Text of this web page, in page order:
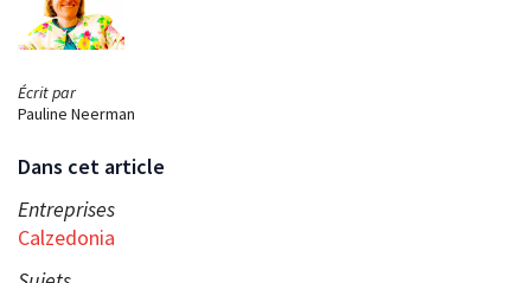
Écrit par
Pauline Neerman
Dans cet article
Entreprises
Calzedonia